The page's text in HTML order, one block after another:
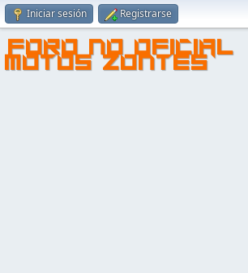
Iniciar sesión Registrarse
FORO NO OFICIAL
MOTOS ZONTES